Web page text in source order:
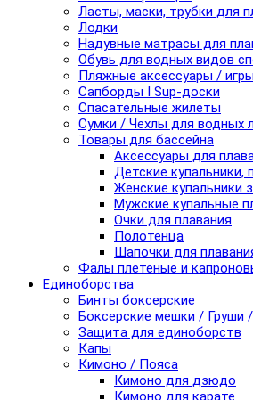
Ласты, маски, трубки для
Лодки
Надувные матрасы для
Обувь для водных видов
Пляжные аксессуары / игры
Сапборды I Sup-доски
Спасательные жилеты
Сумки / Чехлы для водных
Товары для бассейна
Аксессуары для
Детские купальники,
Женские купальники
Мужские купальные
Очки для плавания
Полотенца
Шапочки для
Фалы плетеные и
Единоборства
Бинты боксерские
Боксерские мешки / Груши
Защита для единоборств
Капы
Кимоно / Пояса
Кимоно для дзюдо
Кимоно для карате